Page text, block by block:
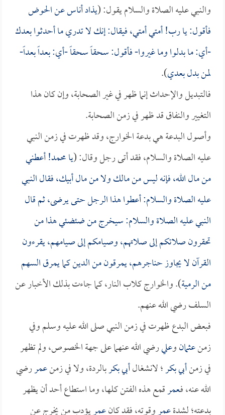
والنبي عليه الصلاة والسلام يقول: (يذاد أناس عن الحوض
فأقول: يا رب! أمتي أمتي، فيقال: إنك لا تدري ما أحدثوا بعدك
-أي: ما بدلوا وما غيروا- فأقول: سحقاً سحقاً -أي: بعداً بعداً-
لمن بدل بعدي).
فالتبديل والإحداث إنما ظهر في غير الصحابة، وإن كان هذا
التغيير والنفاق قد ظهر في زمن الصحابة.
وأصول البدعة هي بدعة الخوارج، وقد ظهرت في زمن النبي
عليه الصلاة والسلام، فقد أتى رجل وقال: (يا محمد! أعطني
من مال الله، فإنه ليس من مالك ولا من مال أبيك، فقال النبي
عليه الصلاة والسلام: أعطوا هذا الرجل حتى يرضى، ثم قال
النبي عليه الصلاة والسلام: سيخرج من ضئضئي هذا من
تحقرون صلاتكم إلى صلاتهم، وصيامكم إلى صيامهم، يقرءون
القرآن لا يجاوز حناجرهم، يمرقون من الدين كما يمرق السهم
من الرمية). والخوارج كلاب النار، كما جاءت بذلك الأخبار عن
السلف رضي الله عنهم.
فبعض البدع ظهرت في زمن النبي صلى الله عليه وسلم وفي
زمنعثمانوعليرضي الله عنهما على جهة الخصوص، ولم تظهر
في زمنأبي بكر؛ لانشغالأبي بكربالردة، ولا في زمنعمررضي
الله عنه، فـعمرقمع هذه الفتن كلها، وما استطاع أحد أن يظهر